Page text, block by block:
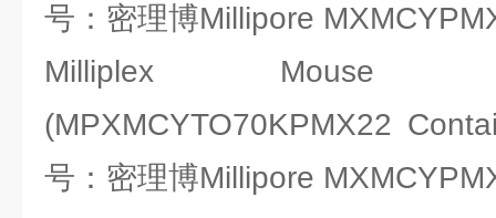
号：密理博Millipore
Milliplex Mouse
(MPXMCYTO70KPMX22
号：密理博Millipore